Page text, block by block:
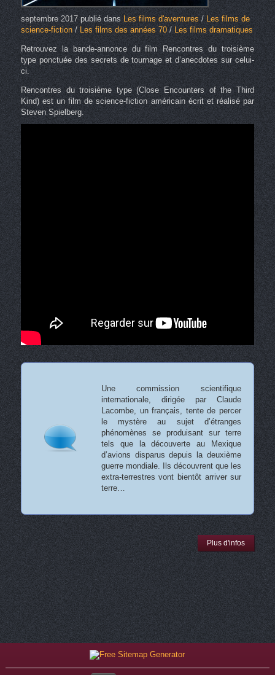
septembre 2017publié dans Les films d'aventures / Les films de
science-fiction/ Les films des années 70/ Les films dramatiques
Retrouvez la bande-annonce du film Rencontres du troisième
type ponctuée des secrets de tournage et d’anecdotes sur celui-
ci.
Rencontres du troisième type (Close Encounters of the Third
Kind) est un film de science-fiction américain écrit et réalisé par
Steven Spielberg.
Une commission scientifique
internationale, dirigée par Claude
Lacombe, un français, tente de percer
le mystère au sujet d’étranges
phénomènes se produisant sur terre
tels que la découverte au Mexique
d’avions disparus depuis la deuxième
guerre mondiale. Ils découvrent que les
extra-terrestres vont bientôt arriver sur
terre…
Plus d'infos